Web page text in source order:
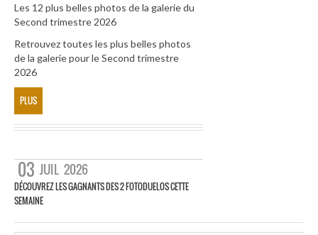
Les 12 plus belles photos de la galerie du
Second trimestre 2026
Retrouvez toutes les plus belles photos
de la galerie pour le Second trimestre
2026
PLUS
03 JUIL 2026
DÉCOUVREZ LES GAGNANTS DES 2 FOTODUELOS CETTE
SEMAINE